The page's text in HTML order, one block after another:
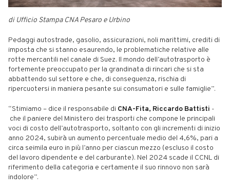
di Ufficio Stampa CNA Pesaro e Urbino
Pedaggi autostrade, gasolio, assicurazioni, noli marittimi, crediti di
imposta che si stanno esaurendo, le problematiche relative alle
rotte mercantili nel canale di Suez. Il mondo dell’autotrasporto è
fortemente preoccupato per la grandinata di rincari che si sta
abbattendo sul settore e che, di conseguenza, rischia di
ripercuotersi in maniera pesante sui consumatori e sulle famiglie”.
“Stimiamo – dice il responsabile di CNA-Fita, Riccardo Battisti -
che il paniere del Ministero dei trasporti che compone le principali
voci di costo dell’autotrasporto, soltanto con gli incrementi di inizio
anno 2024, subirà un aumento percentuale medio del 4,6%, pari a
circa seimila euro in più l’anno per ciascun mezzo (escluso il costo
del lavoro dipendente e del carburante). Nel 2024 scade il CCNL di
riferimento della categoria e certamente il suo rinnovo non sarà
indolore”.